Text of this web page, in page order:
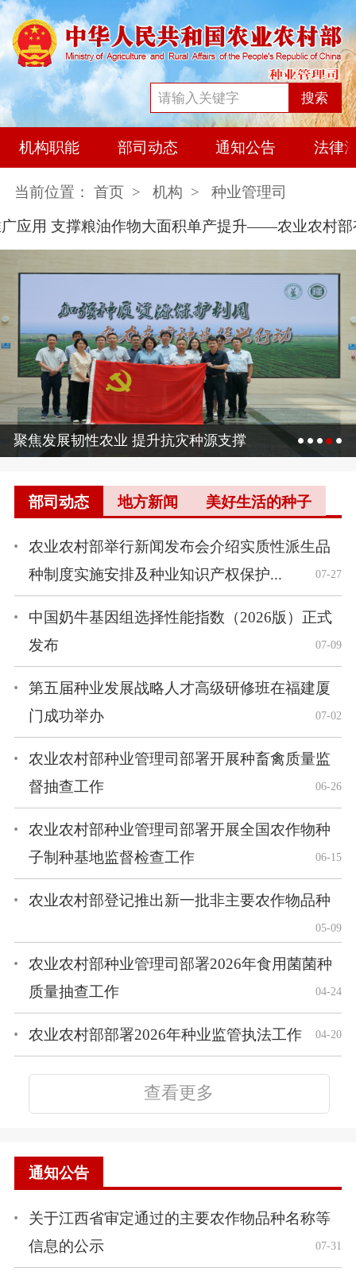
搜索
机构职能 部司动态 通知公告 法律
当前位置： 首页 > 机构 > 种业管理司
用 支撑粮油作物大面积单产提升——农业农村部有
聚焦发展韧性农业 提升抗灾种源支撑
部司动态 地方新闻 美好生活的种子
农业农村部举行新闻发布会介绍实质性派生品
种制度实施安排及种业知识产权保护...
07-27
中国奶牛基因组选择性能指数（2026版）正式
发布
07-09
第五届种业发展战略人才高级研修班在福建厦
门成功举办
07-02
农业农村部种业管理司部署开展种畜禽质量监
督抽查工作
06-26
农业农村部种业管理司部署开展全国农作物种
子制种基地监督检查工作
06-15
农业农村部登记推出新一批非主要农作物品种
05-09
农业农村部种业管理司部署2026年食用菌菌种
质量抽查工作
04-24
农业农村部部署2026年种业监管执法工作 04-20
查看更多
通知公告
关于江西省审定通过的主要农作物品种名称等
信息的公示
07-31